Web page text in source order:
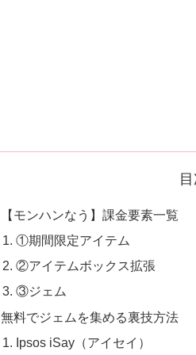
【モンハンなう】課金要素一覧
①期間限定アイテム
②アイテムボックス拡張
③ジェム
無料でジェムを集める裏技方法
Ipsos iSay（アイセイ）